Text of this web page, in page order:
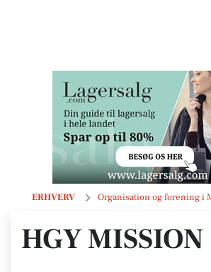
ERHVERV Organisation og forening i
HGY MISSION
HGY MISSION